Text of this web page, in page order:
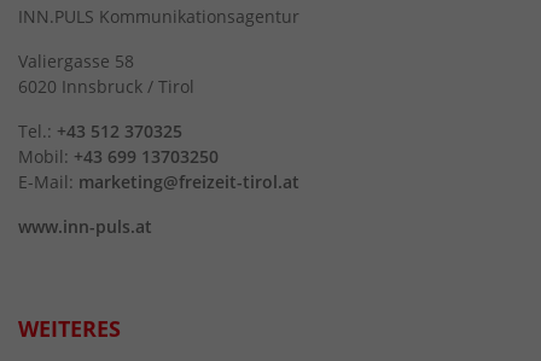
INN.PULS Kommunikationsagentur
Valiergasse 58
6020 Innsbruck / Tirol
Tel.: +43 512 370325
Mobil: +43 699 13703250
E-Mail: marketing@freizeit-tirol.at
www.inn-puls.at
WEITERES